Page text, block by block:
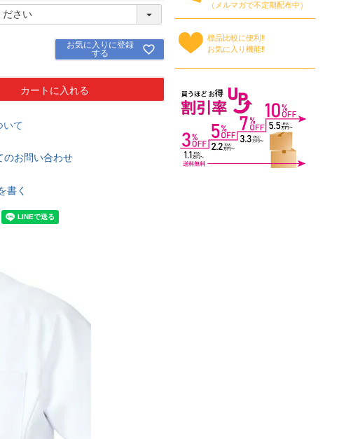
お気に入りに登録
する
カートに入れる
いて
のお問い合わせ
書く
（メルマガで不定期配布中）
標品比較に便利‼
お気に入り機能‼